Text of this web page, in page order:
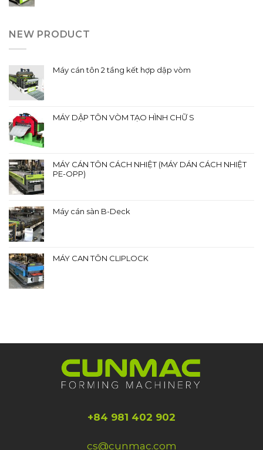
NEW PRODUCT
Máy cán tôn 2 tầng kết hợp dập vòm
MÁY DẬP TÔN VÒM TẠO HÌNH CHỮ S
MÁY CÁN TÔN CÁCH NHIỆT (MÁY DÁN CÁCH NHIỆT
PE-OPP)
Máy cán sàn B-Deck
MÁY CAN TÔN CLIPLOCK
+84 981 402 902
cs@cunmac.com